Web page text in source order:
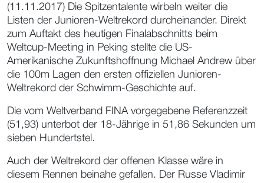
(11.11.2017) Die Spitzentalente wirbeln weiter die
Listen der Junioren-Weltrekord durcheinander. Direkt
zum Auftakt des heutigen Finalabschnitts beim
Weltcup-Meeting in Peking stellte die US-
Amerikanische Zukunftshoffnung Michael Andrew über
die 100m Lagen den ersten offiziellen Junioren-
Weltrekord der Schwimm-Geschichte auf.
Die vom Weltverband FINA vorgegebene Referenzzeit
(51,93) unterbot der 18-Jährige in 51,86 Sekunden um
sieben Hundertstel.
Auch der Weltrekord der offenen Klasse wäre in
diesem Rennen beinahe gefallen. Der Russe Vladimir